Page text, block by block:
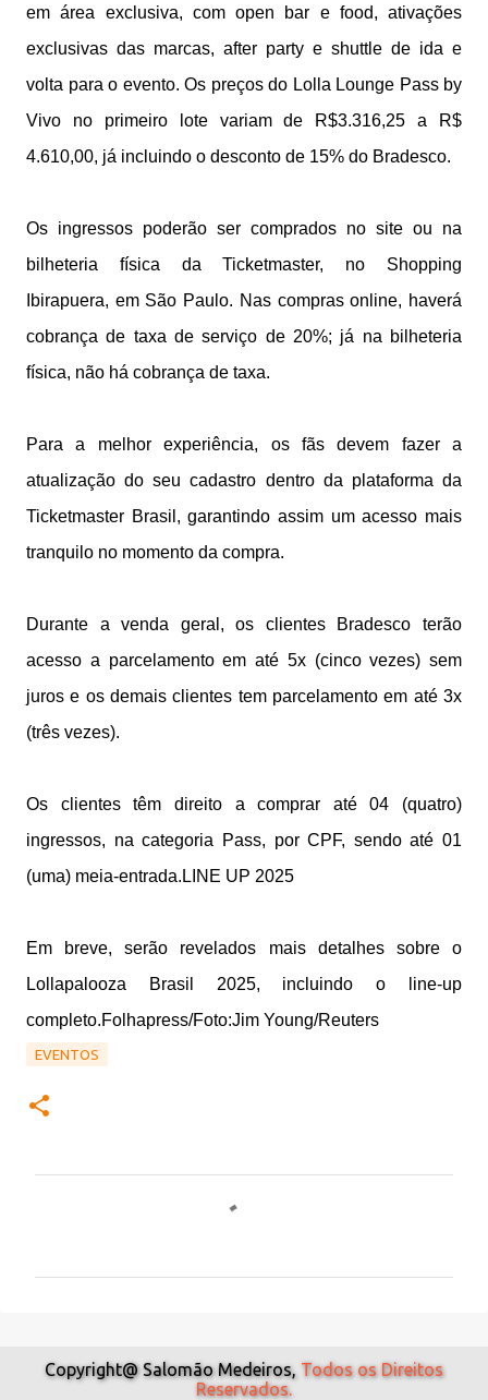
em área exclusiva, com open bar e food, ativações
exclusivas das marcas, after party e shuttle de ida e
volta para o evento. Os preços do Lolla Lounge Pass by
Vivo no primeiro lote variam de R$3.316,25 a R$
4.610,00, já incluindo o desconto de 15% do Bradesco.
Os ingressos poderão ser comprados no site ou na
bilheteria física da Ticketmaster, no Shopping
Ibirapuera, em São Paulo. Nas compras online, haverá
cobrança de taxa de serviço de 20%; já na bilheteria
física, não há cobrança de taxa.
Para a melhor experiência, os fãs devem fazer a
atualização do seu cadastro dentro da plataforma da
Ticketmaster Brasil, garantindo assim um acesso mais
tranquilo no momento da compra.
Durante a venda geral, os clientes Bradesco terão
acesso a parcelamento em até 5x (cinco vezes) sem
juros e os demais clientes tem parcelamento em até 3x
(três vezes).
Os clientes têm direito a comprar até 04 (quatro)
ingressos, na categoria Pass, por CPF, sendo até 01
(uma) meia-entrada.LINE UP 2025
Em breve, serão revelados mais detalhes sobre o
Lollapalooza Brasil 2025, incluindo o line-up
completo.Folhapress/Foto:Jim Young/Reuters
EVENTOS
Copyright@ Salomão Medeiros, Todos os Direitos
Reservados.